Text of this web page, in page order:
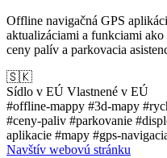
Offline navigačná GPS
aktualizáciami a funkciami
ceny palív a parkovacia
🇸🇰
Sídlo v EÚ Vlastnené v EÚ
#offline-mappy #3d-mapy
#ceny-paliv #parkovanie
aplikacie #mapy #gps-
Navštív webovú stránku